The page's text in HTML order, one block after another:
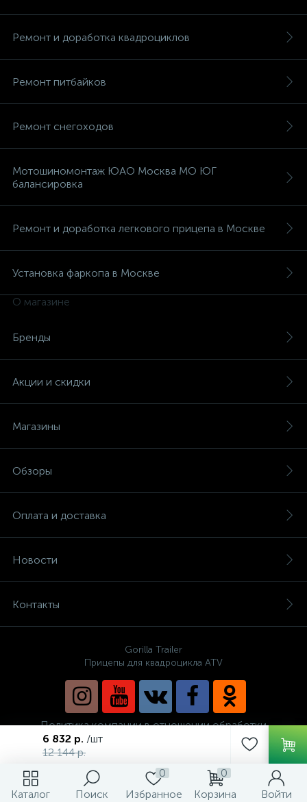
Каталог Поиск
0
Избранное
0
Корзина
Войти
6 832 р. /шт
12 144 р.
Ремонт и доработка квадроциклов
Ремонт питбайков
Ремонт снегоходов
Мотошиномонтаж ЮАО Москва МО ЮГ
балансировка
Ремонт и доработка легкового прицепа в Москве
Установка фаркопа в Москве
О магазине
Бренды
Акции и скидки
Магазины
Обзоры
Оплата и доставка
Новости
Контакты
Gorilla Trailer
Прицепы для квадроцикла ATV
Политика компании в отношении обработки
персональных данных